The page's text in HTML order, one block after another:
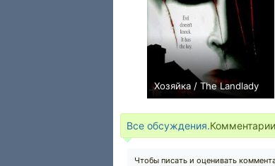
Хозяйка / The Landlady
0
Все обсуждения.Комментарии
Чтобы писать и оценивать